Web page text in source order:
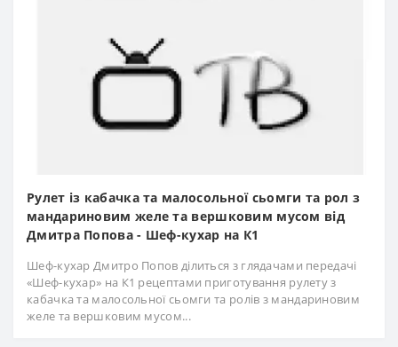
Рулет із кабачка та малосольної сьомги та рол з
мандариновим желе та вершковим мусом від
Дмитра Попова - Шеф-кухар на К1
Шеф-кухар Дмитро Попов ділиться з глядачами передачі
«Шеф-кухар» на К1 рецептами приготування рулету з
кабачка та малосольної сьомги та ролів з мандариновим
желе та вершковим мусом...